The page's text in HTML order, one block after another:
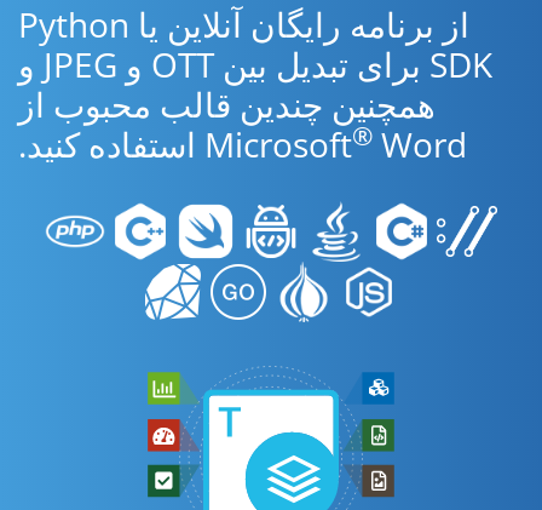
از برنامه رایگان آنلاین یا Python
SDK برای تبدیل بین OTT و JPEG و
همچنین چندین قالب محبوب از
Microsoft® Word استفاده کنید.